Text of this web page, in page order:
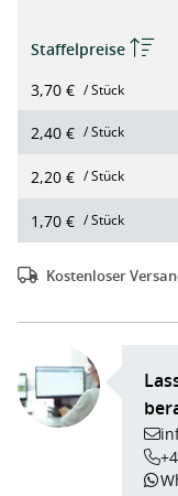
Staffelpreise
3,70 € / Stück
2,40 € / Stück
2,20 € / Stück
1,70 € / Stück
Kostenloser